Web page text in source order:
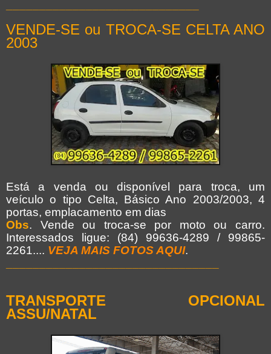
VENDE-SE ou TROCA-SE CELTA ANO
2003
Está a venda ou disponível para troca, um
veículo o tipo Celta, Básico Ano 2003/2003, 4
portas, emplacamento em dias
Obs. Vende ou troca-se por moto ou carro.
Interessados ligue: (84) 99636-4289 / 99865-
2261.... VEJA MAIS FOTOS AQUI.
TRANSPORTE OPCIONAL
ASSU/NATAL